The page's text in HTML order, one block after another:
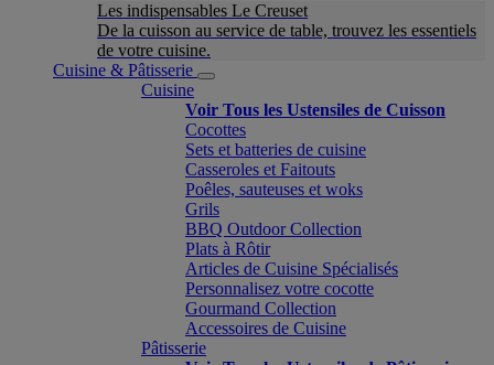
Les indispensables Le Creuset
De la cuisson au service de table, trouvez les essentiels
de votre cuisine.
Cuisine & Pâtisserie
Cuisine
Voir Tous les Ustensiles de Cuisson
Cocottes
Sets et batteries de cuisine
Casseroles et Faitouts
Poêles, sauteuses et woks
Grils
BBQ Outdoor Collection
Plats à Rôtir
Articles de Cuisine Spécialisés
Personnalisez votre cocotte
Gourmand Collection
Accessoires de Cuisine
Pâtisserie